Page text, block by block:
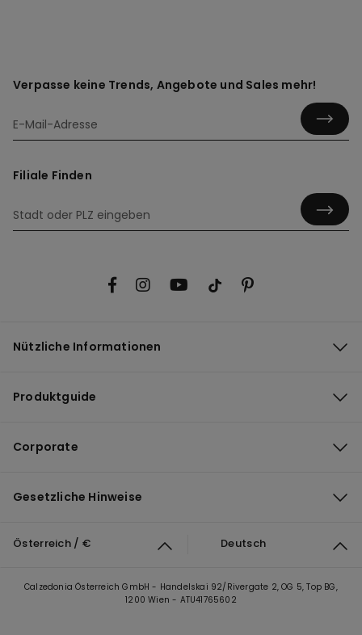
Verpasse keine Trends, Angebote und Sales mehr!
Filiale Finden
Nützliche Informationen
Produktguide
Corporate
Gesetzliche Hinweise
Österreich / € Deutsch
Calzedonia Österreich GmbH - Handelskai 92/Rivergate 2, OG 5, Top BG,
1200 Wien - ATU41765602